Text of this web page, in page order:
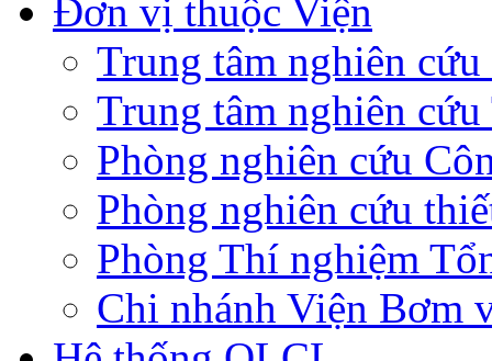
Đơn vị thuộc Viện
Trung tâm nghiên
Trung tâm nghiên
Phòng nghiên cứu
Phòng nghiên cứu
Phòng Thí nghiệm
Chi nhánh Viện Bơm